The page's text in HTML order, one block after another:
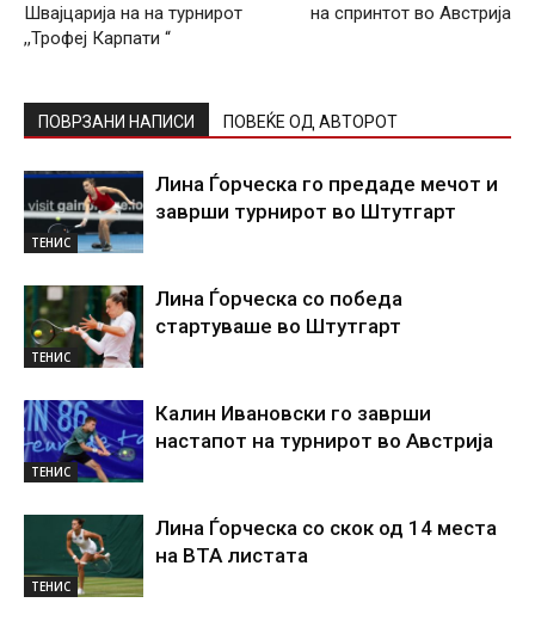
Швајцарија на на турнирот
,,Трофеј Карпати “
на спринтот во Австрија
ПОВРЗАНИ НАПИСИ ПОВЕЌЕ ОД АВТОРОТ
ТЕНИС
Лина Ѓорческа го предаде мечот и
заврши турнирот во Штутгарт
ТЕНИС
Лина Ѓорческа со победа
стартуваше во Штутгарт
ТЕНИС
Калин Ивановски го заврши
настапот на турнирот во Австрија
ТЕНИС
Лина Ѓорческа со скок од 14 места
на ВТА листата